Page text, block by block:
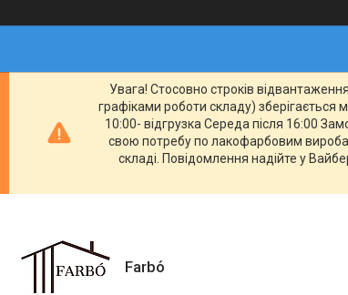
Увага! Стосовно строків
графіками роботи складу) зберігається
10:00- відгрузка Середа після 16:00
свою потребу по лакофарбовим
складі. Повідомлення надійте у
Farbо́